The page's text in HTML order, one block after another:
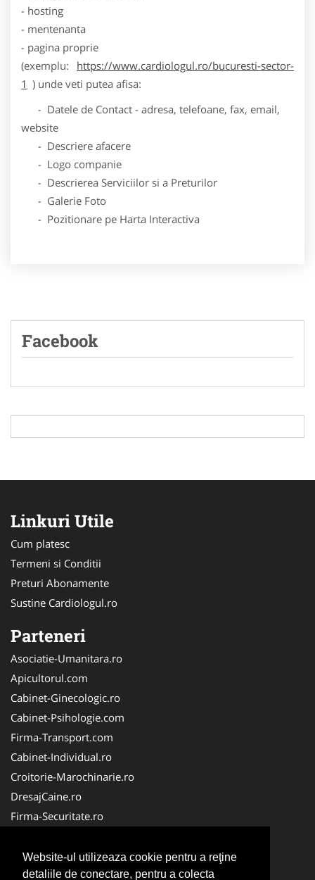
Website-ul utilizeaza cookie pentru a reţine
detaliile de conectare, pentru a colecta
- hosting
- mentenanta
- pagina proprie
(exemplu:
https://www.cardiologul.ro/bucuresti-sector-
1 ) unde veti putea afisa:
- Datele de Contact - adresa, telefoane, fax, email,
website
- Descriere afacere
- Logo companie
- Descrierea Serviciilor si a Preturilor
- Galerie Foto
- Pozitionare pe Harta Interactiva
Facebook
Linkuri Utile
Cum platesc
Termeni si Conditii
Preturi Abonamente
Sustine Cardiologul.ro
Parteneri
Asociatie-Umanitara.ro
Apicultorul.com
Cabinet-Ginecologic.ro
Cabinet-Psihologie.com
Firma-Transport.com
Cabinet-Individual.ro
Croitorie-Marochinarie.ro
DresajCaine.ro
Firma-Securitate.ro
Alpinist-Utilitar.com
CramaVinuri.ro